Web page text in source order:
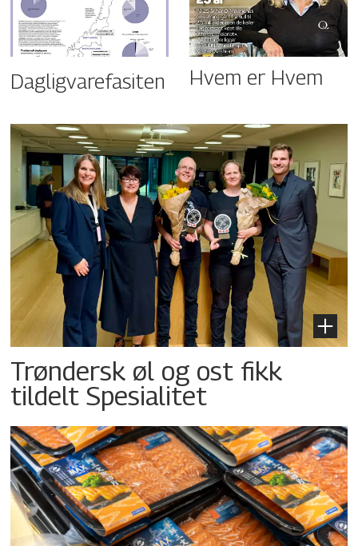
Dagligvarefasiten Hvem er Hvem
Trøndersk øl og ost fikk
tildelt Spesialitet